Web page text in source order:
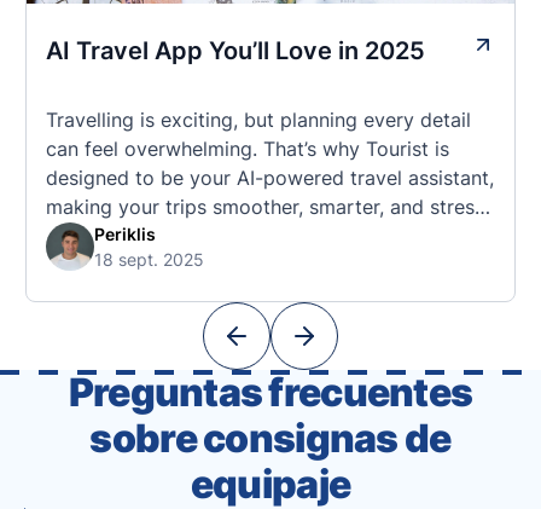
AI Travel App You’ll Love in 2025
Travelling is exciting, but planning every detail
can feel overwhelming. That’s why Tourist is
designed to be your AI-powered travel assistant,
making your trips smoother, smarter, and stress-
free. 🧭 What Makes the Tourist App Unique?
Unlike standard travel apps, Tourist combines
With Tourist, your trip planning becomes as
Periklis
18 sept. 2025
Preguntas frecuentes
sobre consignas de
equipaje